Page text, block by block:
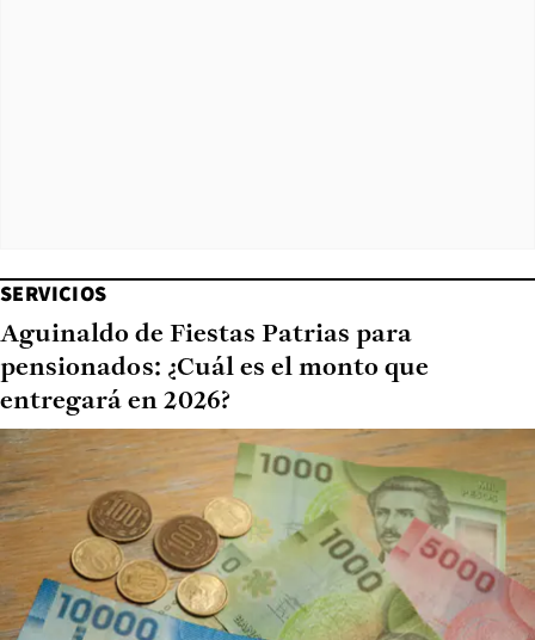
SERVICIOS
Aguinaldo de Fiestas Patrias para
pensionados: ¿Cuál es el monto que
entregará en 2026?